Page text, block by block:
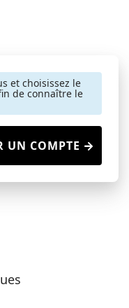
et choisissez le
de connaître le
UN COMPTE